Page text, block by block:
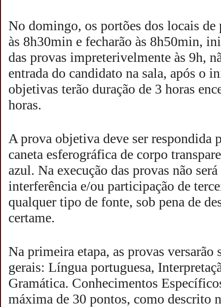
No domingo, os portões dos locais de
às 8h30min e fecharão às 8h50min,
das provas impreterivelmente às 9h,
entrada do candidato na sala, após o
objetivas terão duração de 3 horas
horas.
A prova objetiva deve ser respondida
caneta esferográfica de corpo
azul. Na execução das provas não
interferência e/ou participação de
qualquer tipo de fonte, sob pena de
certame.
Na primeira etapa, as provas versarão
gerais: Língua portuguesa,
Gramática. Conhecimentos
máxima de 30 pontos, como descrito